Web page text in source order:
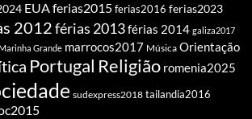
EUAferias2015ferias2016 ferias2023
2012férias 2013férias 2014 galiza2017
Marinha Grande marrocos2017 Música Orientação
Portugal Religião romenia2025
sudexpress2018 tailandia2016